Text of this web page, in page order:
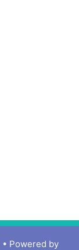
• Powered by